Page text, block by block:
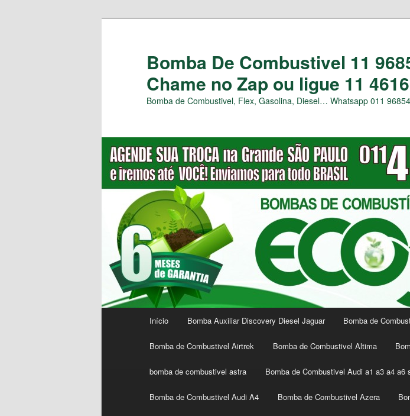
Bomba De Combustivel 11
Chame no Zap ou ligue 11
Bomba de Combustivel, Flex, Gasolina, Diesel… Whatsapp 011
Início Bomba Auxiliar Discovery Diesel Jaguar Bomba de
Bomba de Combustivel Airtrek Bomba de Combustivel Altima
bomba de combustivel astra Bomba de Combustivel Audi a1 a3 a4 a6
Bomba de Combustivel Audi A4 Bomba de Combustivel Azera